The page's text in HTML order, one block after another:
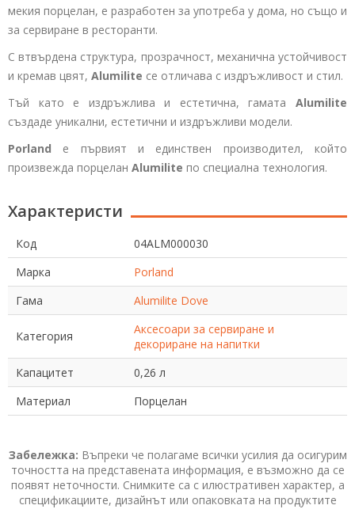
мекия порцелан, е разработен за употреба у дома, но също и
за сервиране в ресторанти.
С втвърдена структура, прозрачност, механична устойчивост
и кремав цвят, Alumilite се отличава с издръжливост и стил.
Тъй като е издръжлива и естетична, гамата Alumilite
създаде уникални, естетични и издръжливи модели.
Porland е първият и единствен производител, който
произвежда порцелан Alumilite по специална технология.
Характеристи
Код
04ALM000030
Марка
Porland
Гама
Alumilite Dove
Категория
Аксесоари за сервиране и
декориране на напитки
Капацитет
0,26 л
Материал
Порцелан
Забележка: Въпреки че полагаме всички усилия да осигурим
точността на представената информация, е възможно да се
появят неточности. Снимките са с илюстративен характер, а
спецификациите, дизайнът или опаковката на продуктите